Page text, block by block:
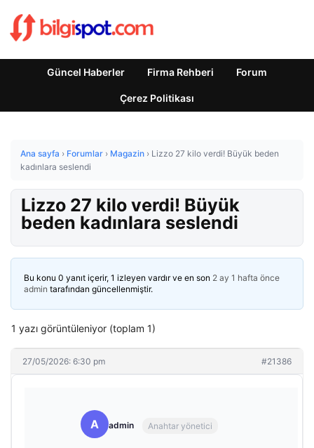
Güncel Haberler Firma Rehberi Forum
Çerez Politikası
Ana sayfa › Forumlar › Magazin › Lizzo 27 kilo verdi! Büyük beden
kadınlara seslendi
Lizzo 27 kilo verdi! Büyük
beden kadınlara seslendi
Bu konu 0 yanıt içerir, 1 izleyen vardır ve en son 2 ay 1 hafta önce
admin tarafından güncellenmiştir.
1 yazı görüntüleniyor (toplam 1)
27/05/2026: 6:30 pm #21386
A admin Anahtar yönetici